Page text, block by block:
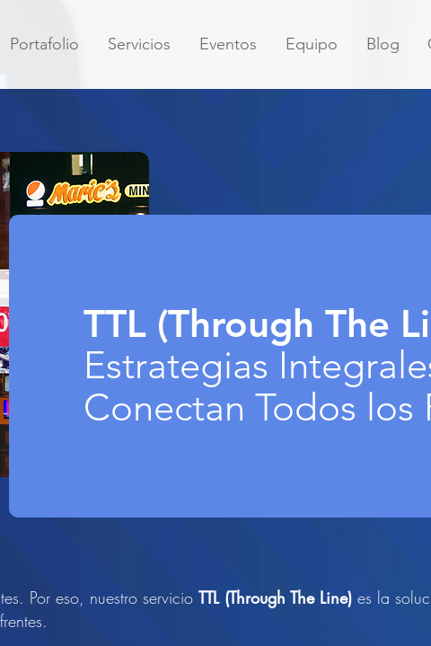
Portafolio Servicios Eventos Equipo Blog
TTL (Through The
Estrategias
Conectan Todos los
Por eso, nuestro servicio TTL (Through The Line) es la